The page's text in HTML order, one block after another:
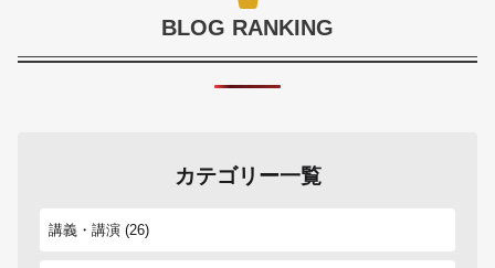
BLOG RANKING
カテゴリー一覧
講義・講演 (26)